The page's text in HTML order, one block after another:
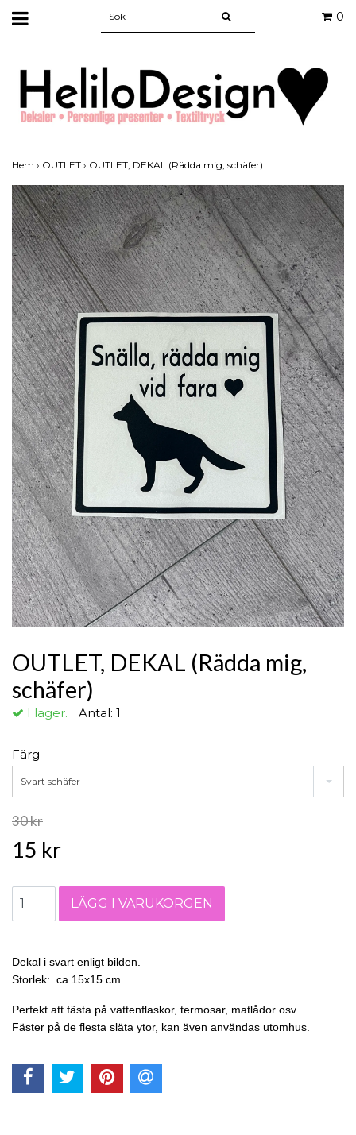
0
Hem › OUTLET › OUTLET, DEKAL (Rädda mig, schäfer)
OUTLET, DEKAL (Rädda mig,
schäfer)
I lager. Antal: 1
Färg
Svart schäfer
30 kr
15 kr
Dekal i svart enligt bilden.
Storlek: ca 15x15 cm
Perfekt att fästa på vattenflaskor, termosar, matlådor osv.
Fäster på de flesta släta ytor, kan även användas utomhus.